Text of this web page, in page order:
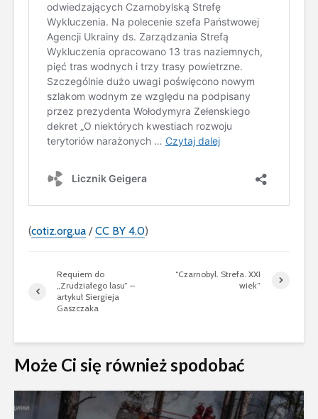
(cotiz.org.ua /CC BY 4.0)
Requiem do
„Zrudziałego lasu” –
artykuł Siergieja
Gaszczaka
“Czarnobyl. Strefa. XXI
wiek”
Może Ci się również spodobać